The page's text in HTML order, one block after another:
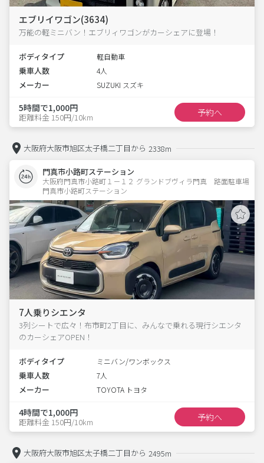
エブリイワゴン(3634)
万能の軽ミニバン！エブリィワゴンがカーシェアに登場！
ボディタイプ 軽自動車
乗車人数 4人
メーカー SUZUKI スズキ
5時間で1,000円
距離料金 150円/10km 予約へ
大阪府大阪市旭区太子橋二丁目から 2338m
門真市小路町ステーション
大阪府門真市小路町１－１２ グランドブヴィラ門真　路面駐車場
門真市小路町ステーション
7人乗りシエンタ
3列シートで広々！布市町2丁目に、みんなで乗れる現行シエンタ
のカーシェアOPEN！
ボディタイプ ミニバン/ワンボックス
乗車人数 7人
メーカー TOYOTA トヨタ
4時間で1,000円
距離料金 150円/10km 予約へ
大阪府大阪市旭区太子橋二丁目から 2495m